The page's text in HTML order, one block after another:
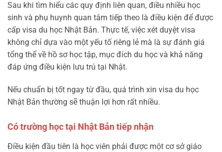
Sau khi tìm hiểu các quy định liên quan, điều nhiều học
sinh và phụ huynh quan tâm tiếp theo là điều kiện để được
cấp visa du học Nhật Bản. Thực tế, việc xét duyệt visa
không chỉ dựa vào một yếu tố riêng lẻ mà là sự đánh giá
tổng thể về hồ sơ học tập, mục đích du học và khả năng
đáp ứng điều kiện lưu trú tại Nhật.
Nếu chuẩn bị tốt ngay từ đầu, quá trình xin visa du học
Nhật Bản thường sẽ thuận lợi hơn rất nhiều.
Có trường học tại Nhật Bản tiếp nhận
Điều kiện đầu tiên là học viên phải được một cơ sở giáo